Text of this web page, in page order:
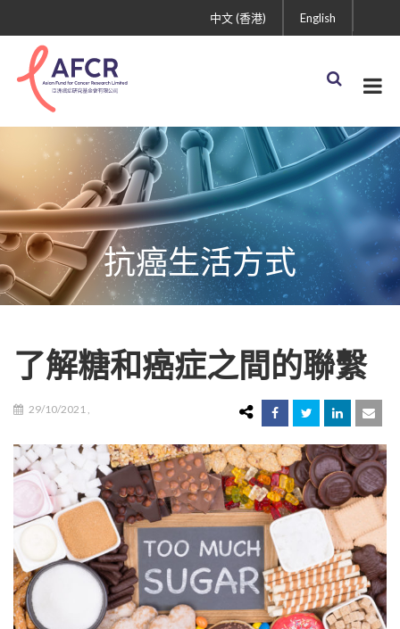
English
中文 (香港)
抗癌生活方式
了解糖和癌症之間的聯繫
29/10/2021